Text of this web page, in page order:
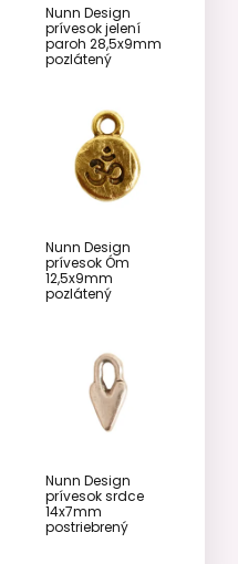
Nunn Design
prívesok jelení
paroh 28,5x9mm
pozlátený
Nunn Design
prívesok Óm
12,5x9mm
pozlátený
Nunn Design
prívesok srdce
14x7mm
postriebrený